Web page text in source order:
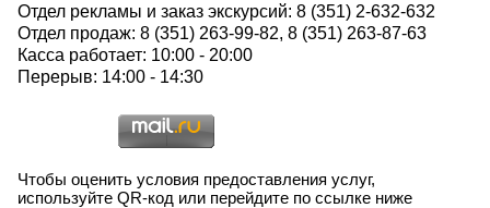
Отдел рекламы и заказ экскурсий: 8 (351) 2-632-632
Отдел продаж: 8 (351) 263-99-82, 8 (351) 263-87-63
Касса работает: 10:00 - 20:00
Перерыв: 14:00 - 14:30
Чтобы оценить условия предоставления услуг,
используйте QR-код или перейдите по ссылке ниже